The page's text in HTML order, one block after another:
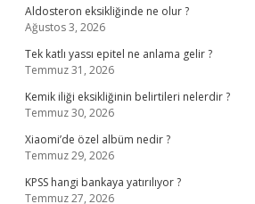
Aldosteron eksikliğinde ne olur ?
Ağustos 3, 2026
Tek katlı yassı epitel ne anlama gelir ?
Temmuz 31, 2026
Kemik iliği eksikliğinin belirtileri nelerdir ?
Temmuz 30, 2026
Xiaomi’de özel albüm nedir ?
Temmuz 29, 2026
KPSS hangi bankaya yatırılıyor ?
Temmuz 27, 2026